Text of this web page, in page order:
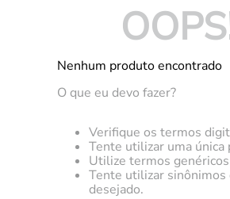
Nenhum produto encontrado
O que eu devo fazer?
Verifique os termos
Tente utilizar uma única
Utilize termos genéricos
Tente utilizar sinônimos
desejado.